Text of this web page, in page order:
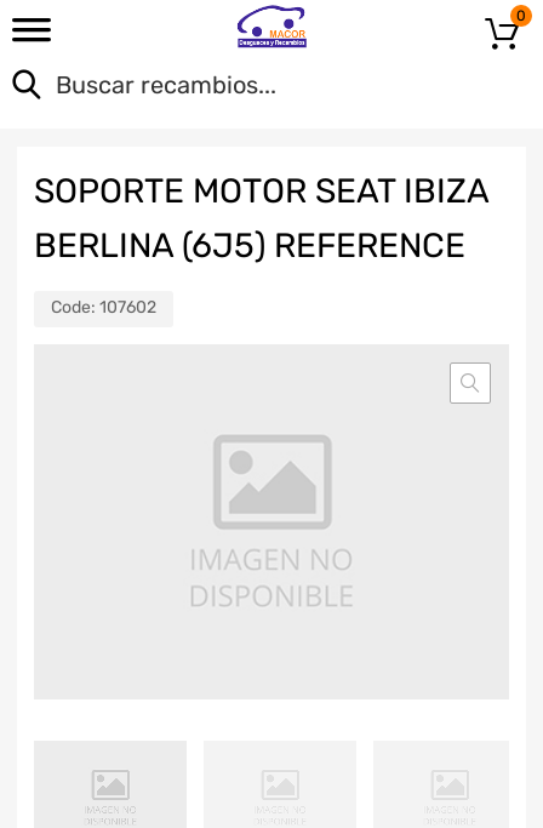
0
SOPORTE MOTOR SEAT IBIZA
BERLINA (6J5) REFERENCE
Code: 107602